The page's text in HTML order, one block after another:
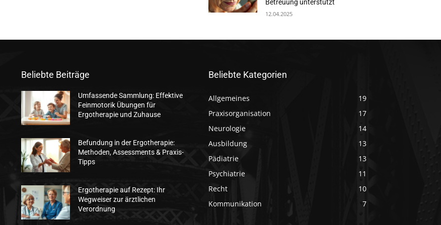
Betreuung unterstützt
12.04.2025
Beliebte Beiträge
Umfassende Sammlung: Effektive
Feinmotorik Übungen für
Ergotherapie und Zuhause
Befundung in der Ergotherapie:
Methoden, Assessments & Praxis-
Tipps
Ergotherapie auf Rezept: Ihr
Wegweiser zur ärztlichen
Verordnung
Beliebte Kategorien
Allgemeines
19
Praxisorganisation
17
Neurologie
14
Ausbildung
13
Pädiatrie
13
Psychiatrie
11
Recht
10
Kommunikation
7